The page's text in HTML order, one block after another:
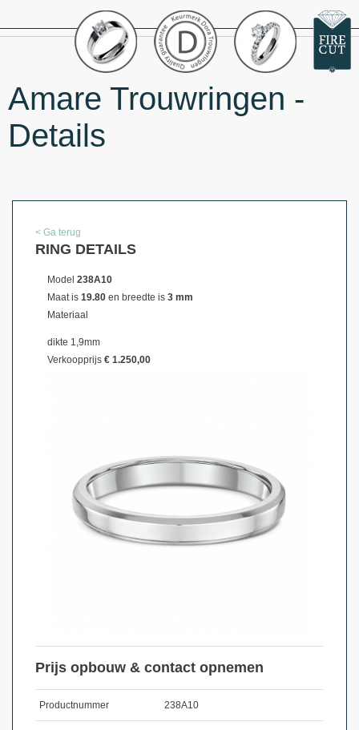
Amare Trouwringen -
Details
< Ga terug
RING DETAILS
Model 238A10
Maat is 19.80 en breedte is 3 mm
Materiaal
dikte 1,9mm
Verkoopprijs € 1.250,00
Prijs opbouw & contact opnemen
Productnummer 238A10